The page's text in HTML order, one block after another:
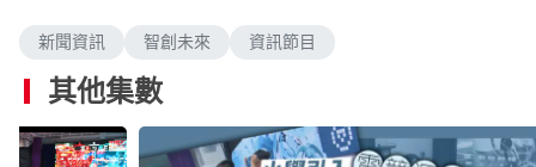
新聞資訊 智創未來 資訊節目
其他集數